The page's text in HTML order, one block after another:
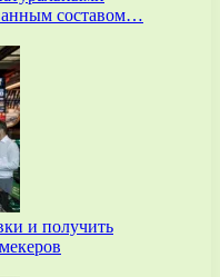
составом…
и получить